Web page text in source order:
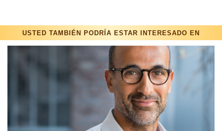
USTED TAMBIÉN PODRÍA ESTAR INTERESADO EN